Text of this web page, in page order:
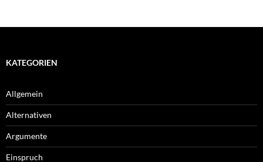
KATEGORIEN
Allgemein
Alternativen
Argumente
Einspruch